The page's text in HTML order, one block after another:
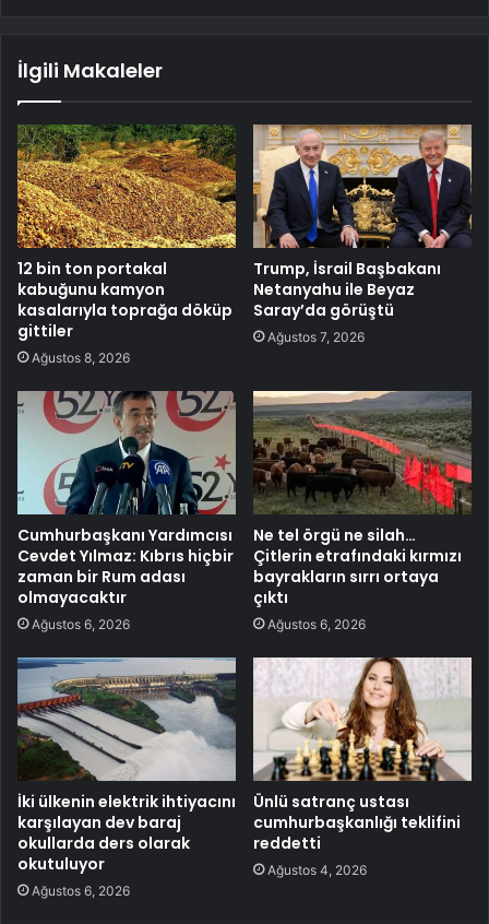
İlgili Makaleler
12 bin ton portakal
kabuğunu kamyon
kasalarıyla toprağa döküp
gittiler
Ağustos 8, 2026
Trump, İsrail Başbakanı
Netanyahu ile Beyaz
Saray’da görüştü
Ağustos 7, 2026
Cumhurbaşkanı Yardımcısı
Cevdet Yılmaz: Kıbrıs hiçbir
zaman bir Rum adası
olmayacaktır
Ağustos 6, 2026
Ne tel örgü ne silah…
Çitlerin etrafındaki kırmızı
bayrakların sırrı ortaya
çıktı
Ağustos 6, 2026
İki ülkenin elektrik ihtiyacını
karşılayan dev baraj
okullarda ders olarak
okutuluyor
Ağustos 6, 2026
Ünlü satranç ustası
cumhurbaşkanlığı teklifini
reddetti
Ağustos 4, 2026